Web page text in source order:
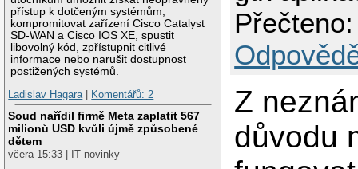
přístup k dotčeným systémům,
kompromitovat zařízení Cisco Catalyst
SD-WAN a Cisco IOS XE, spustit
libovolný kód, zpřístupnit citlivé
informace nebo narušit dostupnost
postižených systémů.
Ladislav Hagara| Komentářů: 2
Soud nařídil firmě Meta zaplatit 567
milionů USD kvůli újmě způsobené
dětem
včera 15:33 | IT novinky
Z
důvodu